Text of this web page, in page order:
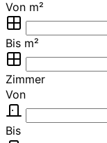
Von m²
Bis m²
Zimmer
Von
Bis